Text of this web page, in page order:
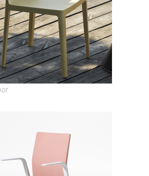
ÉLÉMENTAIRE